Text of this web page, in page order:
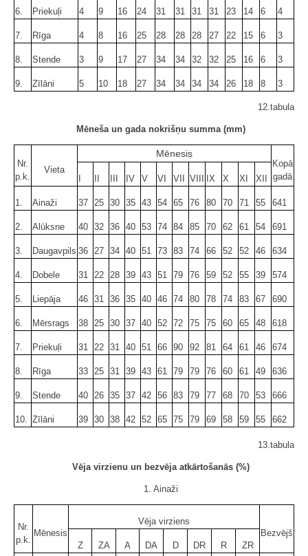
6. Priekuļi 4 9 16 24 31 31 31 31 23 14 6 4
7. Rīga 4 8 16 25 28 28 28 27 22 15 6 3
8. Stende 3 9 17 27 34 34 32 32 25 16 6 3
9. Zīlāni 5 10 18 27 34 34 34 34 26 18 8 3
12.tabula
Mēneša un gada nokrišņu summa (mm)
Nr.
p.k.
Vieta
Mēnesis
Kopā
gadā
IV V VI VII VIII IX X XI XII
1. Ainaži 37 25 30 35 43 54 65 76 80 70 71 55 641
2. Alūksne 40 32 36 40 53 74 84 85 70 62 61 54 691
3. Daugavpils 36 27 34 40 51 73 83 74 66 52 52 46 634
4. Dobele 31 22 28 39 43 51 79 76 59 52 55 39 574
5. Liepāja 46 31 36 35 40 46 74 80 78 74 83 67 690
6. Mērsrags 38 25 30 37 40 52 72 75 75 60 65 48 618
7. Priekuļi 31 22 31 40 51 66 90 92 81 64 61 46 674
8. Rīga 33 25 31 39 43 61 79 79 76 60 61 49 636
9. Stende 40 26 35 37 42 56 83 79 77 68 70 53 666
10. Zīlāni 39 30 38 42 52 65 75 79 69 58 59 55 662
13.tabula
Vēja virzienu un bezvēja atkārtošanās (%)
1. Ainaži
Nr.
p.k.
Mēnesis
Vēja virziens
Bezvējš
Z
ZA A DA D DR R ZR